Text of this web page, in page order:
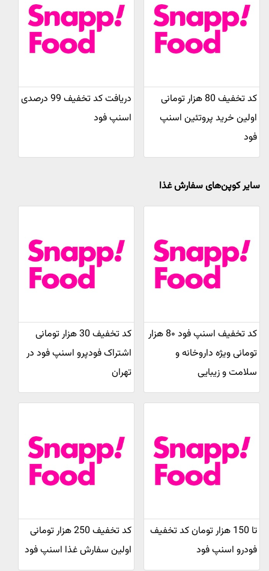
کد تخفیف 80 هزار تومانی
اولین خرید پروتئین اسنپ
فود
دریافت کد تخفیف 99 درصدی
اسنپ فود
سایر کوپن‌های سفارش غذا
کد تخفیف اسنپ فود 8۰ هزار
تومانی ویژه داروخانه و
سلامت و زیبایی
کد تخفیف 30 هزار تومانی
اشتراک فودپرو اسنپ فود در
تهران
تا 150 هزار تومان کد تخفیف
فودرو اسنپ فود
کد تخفیف 250 هزار تومانی
اولین سفارش غذا اسنپ فود